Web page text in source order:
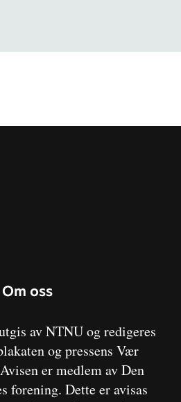
Om oss
av NTNU og redigeres
og pressens Vær
er medlem av Den
forening. Dette er avisas